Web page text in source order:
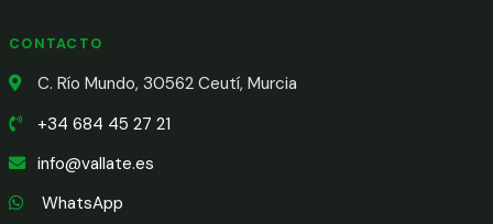
CONTACTO
C. Río Mundo, 30562 Ceutí, Murcia
+34 684 45 27 21
info@vallate.es
WhatsApp